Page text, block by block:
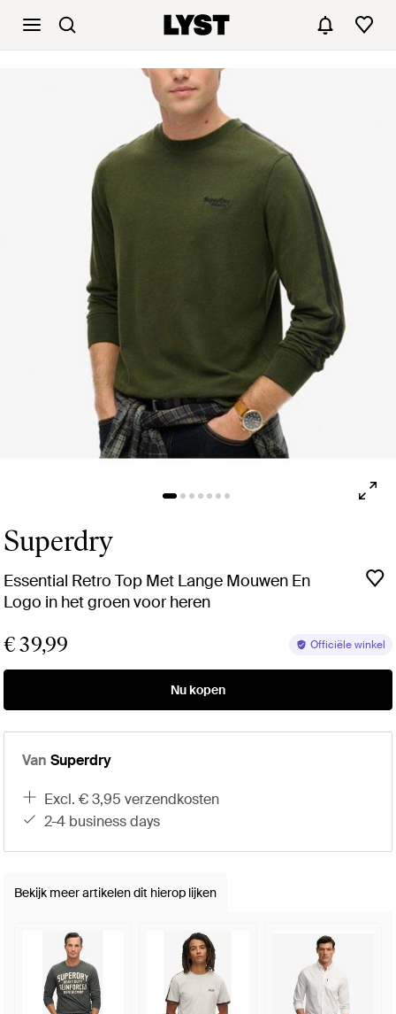
Superdry
Essential Retro Top Met Lange Mouwen En
Logo in het groen voor heren
€ 39,99 Officiële winkel
Nu kopen
Van Superdry
excl. € 3,95 verzendkosten
2-4 business days
Bekijk meer artikelen dit hierop lijken